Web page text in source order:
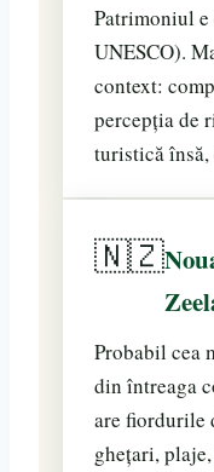
Patrimoniul
UNESCO).
context:
percepția de
turistică
🇳🇿
Probabil cea
din întreaga
are fiordurile
ghețari,